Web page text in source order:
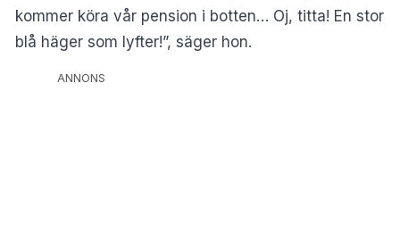
kommer köra vår pension i botten… Oj, titta! En stor
blå häger som lyfter!”, säger hon.
ANNONS